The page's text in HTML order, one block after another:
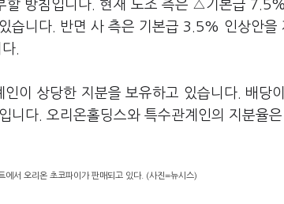
할 방침입니다. 현재 노조 측은 △기본급
니다. 반면 사 측은 기본급 3.5% 인상안을
.
이 상당한 지분을 보유하고 있습니다. 배당
니다. 오리온홀딩스와 특수관계인의 지분율
에서 오리온 초코파이가 판매되고 있다. (사진=뉴시스)